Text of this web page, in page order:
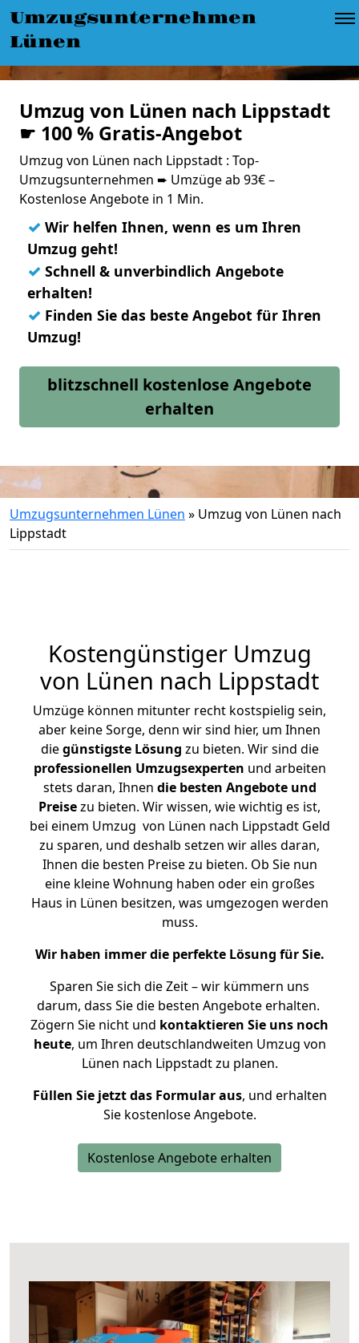
Umzugsunternehmen
Lünen
Umzug von Lünen nach Lippstadt
☛ 100 % Gratis-Angebot
Umzug von Lünen nach Lippstadt : Top-
Umzugsunternehmen ➨ Umzüge ab 93€ –
Kostenlose Angebote in 1 Min.
✓ Wir helfen Ihnen, wenn es um Ihren
Umzug geht!
✓ Schnell & unverbindlich Angebote
erhalten!
✓ Finden Sie das beste Angebot für Ihren
Umzug!
blitzschnell kostenlose Angebote
erhalten
Umzugsunternehmen Lünen » Umzug von Lünen nach
Lippstadt
Kostengünstiger Umzug
von Lünen nach Lippstadt
Umzüge können mitunter recht kostspielig sein,
aber keine Sorge, denn wir sind hier, um Ihnen
diegünstigste Lösung zu bieten. Wir sind die
professionellen Umzugsexperten und arbeiten
stets daran, Ihnen die besten Angebote und
Preisezu bieten. Wir wissen, wie wichtig es ist,
bei einem Umzug von Lünen nach Lippstadt Geld
zu sparen, und deshalb setzen wir alles daran,
Ihnen die besten Preise zu bieten. Ob Sie nun
eine kleine Wohnung haben oder ein großes
Haus in Lünen besitzen, was umgezogen werden
muss.
Wir haben immer die perfekte Lösung für Sie.
Sparen Sie sich die Zeit – wir kümmern uns
darum, dass Sie die besten Angebote erhalten.
Zögern Sie nicht und kontaktieren Sie uns noch
heute, um Ihren deutschlandweiten Umzug von
Lünen nach Lippstadt zu planen.
Füllen Sie jetzt das Formular aus, und erhalten
Sie kostenlose Angebote.
Kostenlose Angebote erhalten